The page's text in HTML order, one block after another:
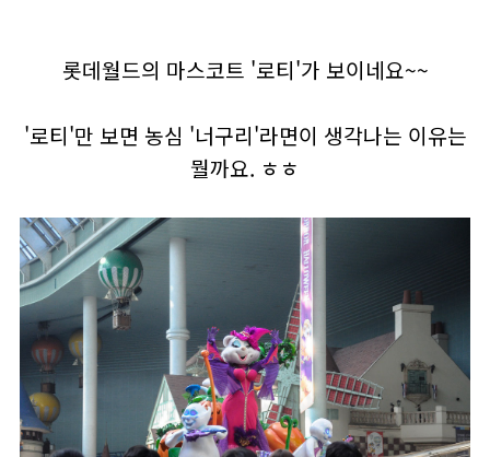
롯데월드의 마스코트 '로티'가 보이네요~~
'로티'만 보면 농심 '너구리'라면이 생각나는 이유는
뭘까요. ㅎㅎ